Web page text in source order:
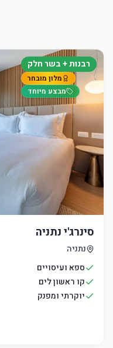
רבנות + בשר חלק
מלון מובחר
מבצע מיוחד
סינרג'י נתניה
נתניה
ספא ועיסויים
קו ראשון לים
יוקרתי ומפנק